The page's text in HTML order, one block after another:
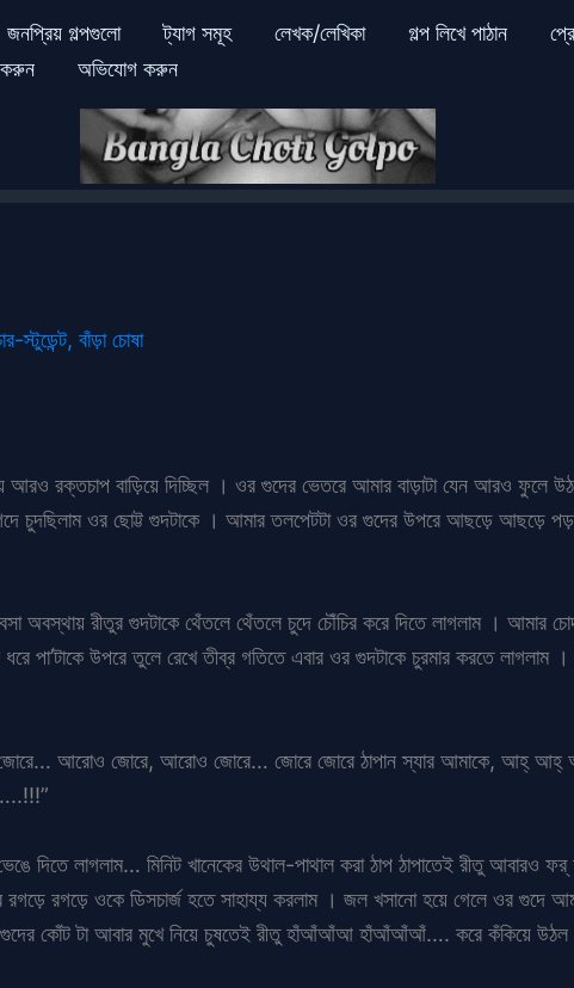
জনপ্রিয় গল্পগুলো ট্যাগ সমূহ লেখক/লেখিকা গল্প লিখে পাঠান
করুন অভিযোগ করুন
স্টুডেন্ট, বাঁড়া চোষা
আরও রক্তচাপ বাড়িয়ে দিচ্ছিল । ওর গুদের ভেতরে আমার বাড়াটা যেন আরও ফুলে
চুদছিলাম ওর ছোট্ট গুদটাকে । আমার তলপেটটা ওর গুদের উপরে আছড়ে
অবস্থায় রীতুর গুদটাকে থেঁতলে থেঁতলে চুদে চৌঁচির করে দিতে লাগলাম । আমার
পা’টাকে উপরে তুলে রেখে তীব্র গতিতে এবার ওর গুদটাকে চুরমার করতে লাগলাম
আরোও জোরে, আরোও জোরে… জোরে জোরে ঠাপান স্যার আমাকে, আহ্
দিতে লাগলাম… মিনিট খানেকের উথাল-পাথাল করা ঠাপ ঠাপাতেই রীতু আবারও
রগড়ে রগড়ে ওকে ডিসচার্জ হতে সাহায্য করলাম । জল খসানো হয়ে গেলে ওর গুদে
কোঁট টা আবার মুখে নিয়ে চুষতেই রীতু হাঁআঁআঁআ হাঁআঁআঁআঁ…. করে কঁকিয়ে উঠল